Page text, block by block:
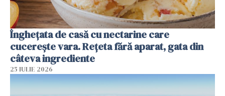
Înghețata de casă cu nectarine care
cucerește vara. Rețeta fără aparat, gata din
câteva ingrediente
25 IULIE 2026